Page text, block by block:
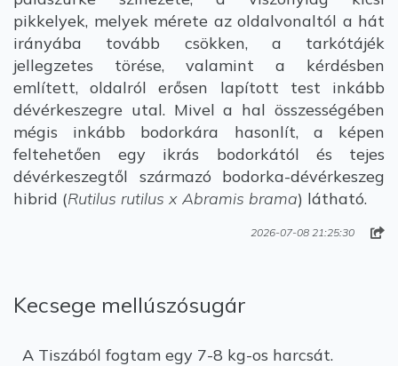
pikkelyek, melyek mérete az oldalvonaltól a hát
irányába tovább csökken, a tarkótájék
jellegzetes törése, valamint a kérdésben
említett, oldalról erősen lapított test inkább
dévérkeszegre utal. Mivel a hal összességében
mégis inkább bodorkára hasonlít, a képen
feltehetően egy ikrás bodorkától és tejes
dévérkeszegtől származó bodorka-dévérkeszeg
hibrid (Rutilus rutilus x Abramis brama) látható.
2026-07-08 21:25:30
Kecsege mellúszósugár
A Tiszából fogtam egy 7-8 kg-os harcsát.